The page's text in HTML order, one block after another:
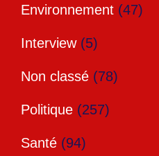
Environnement (47)
Interview(5)
Non classé (78)
Politique (257)
Santé (94)